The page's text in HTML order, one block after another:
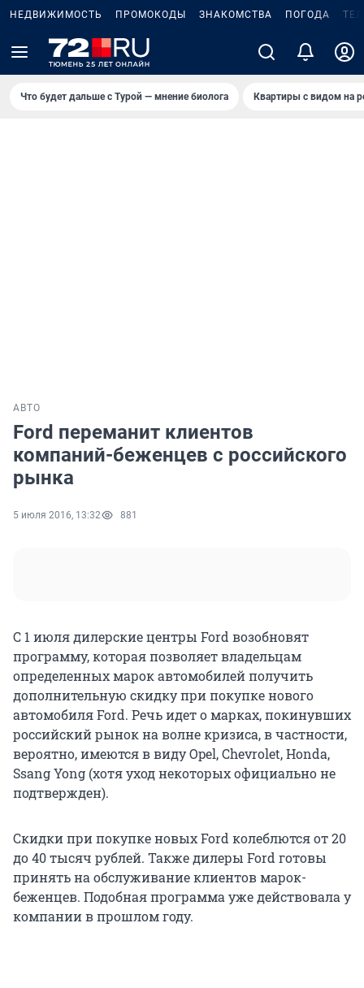
НЕДВИЖИМОСТЬ ПРОМОКОДЫ ЗНАКОМСТВА ПОГОДА
Что будет дальше с Турой — мнение биолога Квартиры с видом на
АВТО
Ford переманит клиентов
компаний-беженцев с российского
рынка
5 июля 2016, 13:32 881
С 1 июля дилерские центры Ford возобновят
программу, которая позволяет владельцам
определенных марок автомобилей получить
дополнительную скидку при покупке нового
автомобиля Ford. Речь идет о марках, покинувших
российский рынок на волне кризиса, в частности,
вероятно, имеются в виду Opel, Chevrolet, Honda,
Ssang Yong (хотя уход некоторых официально не
подтвержден).
Скидки при покупке новых Ford колеблются от 20
до 40 тысяч рублей. Также дилеры Ford готовы
принять на обслуживание клиентов марок-
беженцев. Подобная программа уже действовала у
компании в прошлом году.